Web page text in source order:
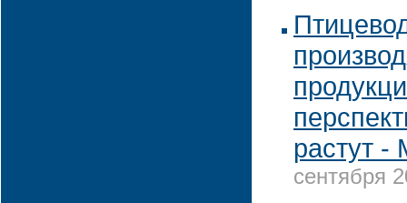
растут -
сентября